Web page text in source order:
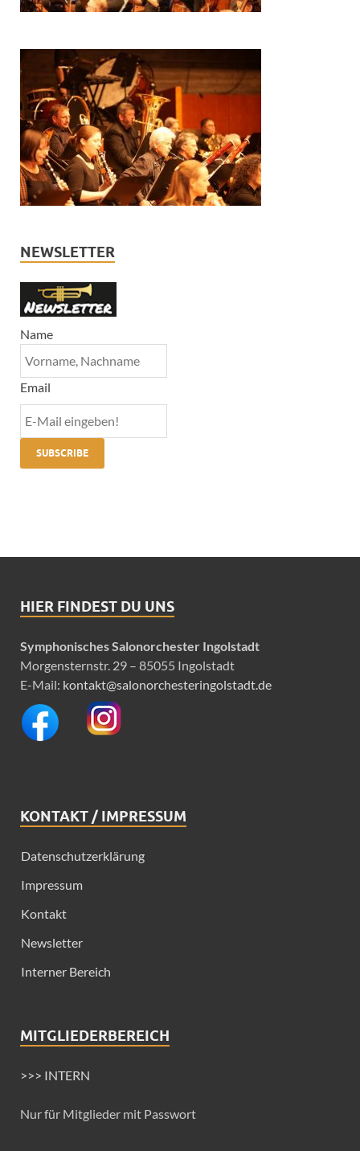
NEWSLETTER
Name
Email
HIER FINDEST DU UNS
Symphonisches Salonorchester Ingolstadt
Morgensternstr. 29 – 85055 Ingolstadt
E-Mail: kontakt@salonorchesteringolstadt.de
KONTAKT / IMPRESSUM
Datenschutzerklärung
Impressum
Kontakt
Newsletter
Interner Bereich
MITGLIEDERBEREICH
>>> INTERN
Nur für Mitglieder mit Passwort